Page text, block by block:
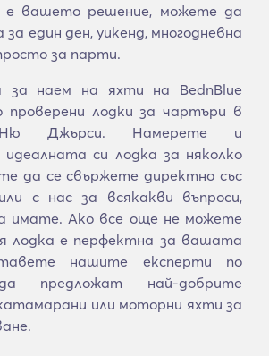
е вашето решение, можете да
един ден, уикенд, многодневна
за парти.
за наем на яхти на BednBlue
проверени лодки за чартъри в
Ню Джърси. Намерете и
идеалната си лодка за няколко
да се свържете директно със
с нас за всякакви въпроси,
имате. Ако все още не можете
лодка е перфектна за вашата
нашите експерти по
предложат най-добрите
или моторни яхти за